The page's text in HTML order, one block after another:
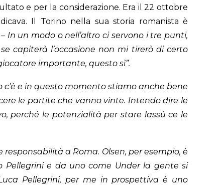
e per la considerazione. Era il 22 ottobre
Il Torino nella sua storia romanista è
In un modo o nell’altro ci servono i tre punti,
capiterà l’occasione non mi tirerò di certo
importante, questo sì”.
c’è e in questo momento stiamo anche bene
le partite che vanno vinte. Intendo dire le
perché le potenzialità per stare lassù ce le
a Roma. Olsen, per esempio, è
Pellegrini e da uno come Under la gente si
Pellegrini, per me in prospettiva è uno